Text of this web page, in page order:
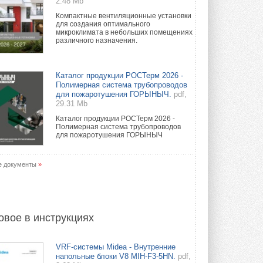
Компактные вентиляционные установки
для создания оптимального
микроклимата в небольших помещениях
различного назначения.
Каталог продукции РОСТерм 2026 -
Полимерная система трубопроводов
для пожаротушения ГОРЫНЫЧ.
pdf,
29.31 Mb
Каталог продукции РОСТерм 2026 -
Полимерная система трубопроводов
для пожаротушения ГОРЫНЫЧ
документы »
в инструкциях
VRF-системы Midea - Внутренние
напольные блоки V8 MIH-F3-5HN. pdf,